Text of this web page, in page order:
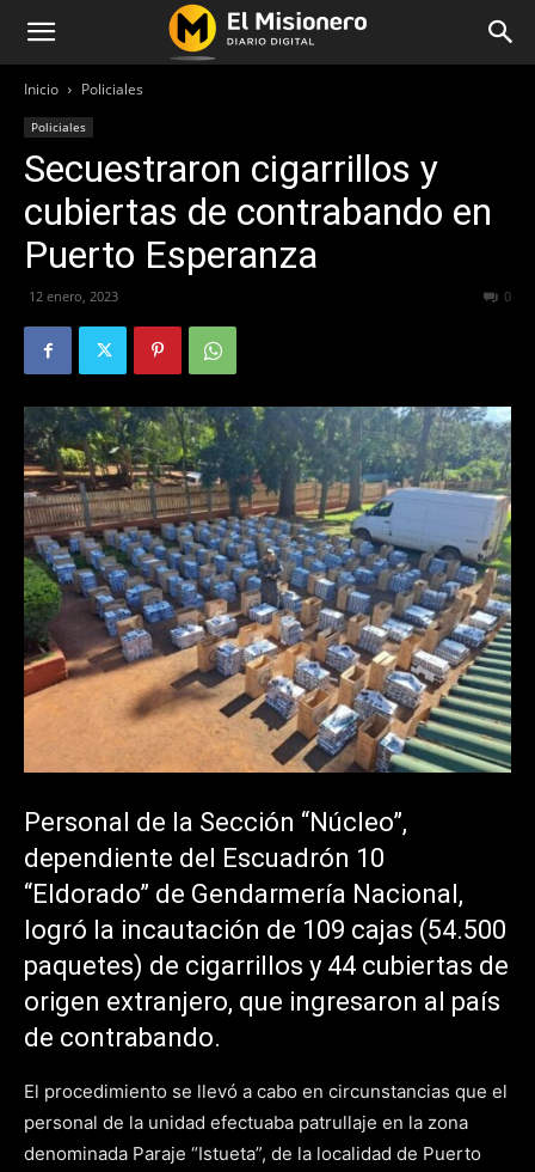
Inicio Policiales
Policiales
Secuestraron cigarrillos y
cubiertas de contrabando en
Puerto Esperanza
12 enero, 2023 0
Personal de la Sección “Núcleo”,
dependiente del Escuadrón 10
“Eldorado” de Gendarmería Nacional,
logró la incautación de 109 cajas (54.500
paquetes) de cigarrillos y 44 cubiertas de
origen extranjero, que ingresaron al país
de contrabando.
El procedimiento se llevó a cabo en circunstancias que el
personal de la unidad efectuaba patrullaje en la zona
denominada Paraje “Istueta”, de la localidad de Puerto